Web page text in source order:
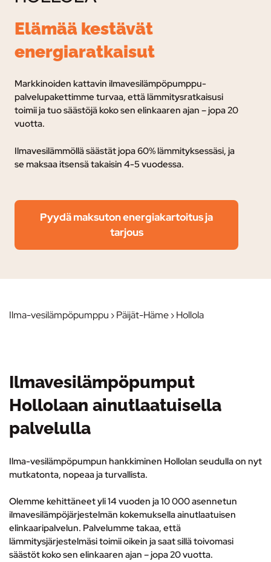
Elämää kestävät
energiaratkaisut
Markkinoiden kattavin ilmavesilämpöpumppu-
palvelupakettimme turvaa, että lämmitysratkaisusi
toimii ja tuo säästöjä koko sen elinkaaren ajan – jopa 20
vuotta.
Ilmavesilämmöllä säästät jopa 60% lämmityksessäsi, ja
se maksaa itsensä takaisin 4-5 vuodessa.
Pyydä maksuton energiakartoitus ja
tarjous
Ilma-vesilämpöpumppu ›Päijät-Häme› Hollola
Ilmavesilämpöpumput
Hollolaan ainutlaatuisella
palvelulla
Ilma-vesilämpöpumpun hankkiminen Hollolan seudulla on nyt
mutkatonta, nopeaa ja turvallista.
Olemme kehittäneet yli 14 vuoden ja 10 000 asennetun
ilmavesilämpöjärjestelmän kokemuksella ainutlaatuisen
elinkaaripalvelun. Palvelumme takaa, että
lämmitysjärjestelmäsi toimii oikein ja saat sillä toivomasi
säästöt koko sen elinkaaren ajan – jopa 20 vuotta.